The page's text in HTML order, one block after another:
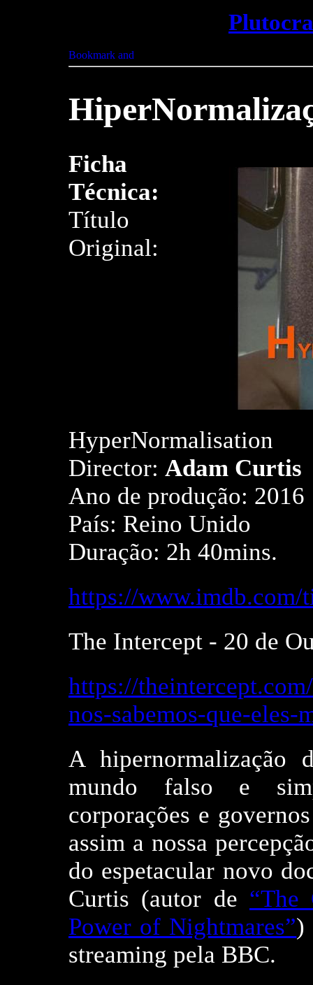
Ficha
Técnica:
Título
Original:
HyperNormalisation
Director: Adam Curtis
Ano de produção: 2016
País: Reino Unido
Duração: 2h 40mins.
https://www.imdb.com/
The Intercept - 20 de
https://
nos-sabemos-que-eles-
A hipernormalização
mundo falso e
corporações e
assim a nossa
do espetacular novo
Curtis (autor de “The
Power of Nightmares”)
streaming pela BBC.